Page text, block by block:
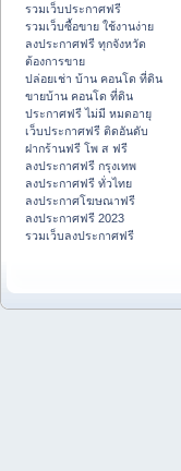
รวมเว็บประกาศฟรี
รวมเว็บซื้อขาย ใช้งานง่าย
ลงประกาศฟรี ทุกจังหวัด
ต้องการขาย
ปล่อยเช่า บ้าน คอนโด ที่ดิน
ขายบ้าน คอนโด ที่ดิน
ประกาศฟรี ไม่มี หมดอายุ
เว็บประกาศฟรี ติดอันดับ
ฝากร้านฟรี โพ ส ฟรี
ลงประกาศฟรี กรุงเทพ
ลงประกาศฟรี ทั่วไทย
ลงประกาศโฆษณาฟรี
ลงประกาศฟรี 2023
รวมเว็บลงประกาศฟรี